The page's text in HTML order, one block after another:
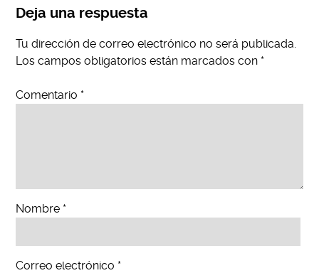
Deja una respuesta
Tu dirección de correo electrónico no será publicada.
Los campos obligatorios están marcados con *
Comentario *
Nombre *
Correo electrónico *